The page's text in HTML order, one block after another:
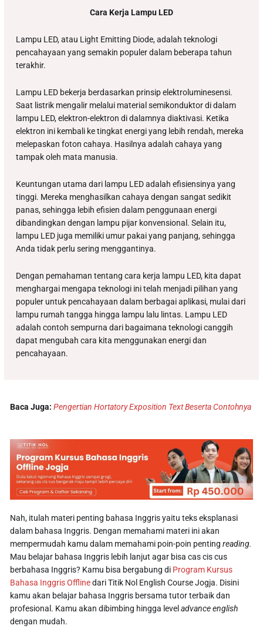
Cara Kerja Lampu LED
Lampu LED, atau Light Emitting Diode, adalah teknologi
pencahayaan yang semakin populer dalam beberapa tahun
terakhir.
Lampu LED bekerja berdasarkan prinsip elektroluminesensi.
Saat listrik mengalir melalui material semikonduktor di dalam
lampu LED, elektron-elektron di dalamnya diaktivasi. Ketika
elektron ini kembali ke tingkat energi yang lebih rendah, mereka
melepaskan foton cahaya. Hasilnya adalah cahaya yang
tampak oleh mata manusia.
Keuntungan utama dari lampu LED adalah efisiensinya yang
tinggi. Mereka menghasilkan cahaya dengan sangat sedikit
panas, sehingga lebih efisien dalam penggunaan energi
dibandingkan dengan lampu pijar konvensional. Selain itu,
lampu LED juga memiliki umur pakai yang panjang, sehingga
Anda tidak perlu sering menggantinya.
Dengan pemahaman tentang cara kerja lampu LED, kita dapat
menghargai mengapa teknologi ini telah menjadi pilihan yang
populer untuk pencahayaan dalam berbagai aplikasi, mulai dari
lampu rumah tangga hingga lampu lalu lintas. Lampu LED
adalah contoh sempurna dari bagaimana teknologi canggih
dapat mengubah cara kita menggunakan energi dan
pencahayaan.
Baca Juga:Pengertian Hortatory Exposition Text Beserta Contohnya
Nah, itulah materi penting bahasa Inggris yaitu teks eksplanasi
dalam bahasa Inggris. Dengan memahami materi ini akan
mempermudah kamu dalam memahami poin-poin pentingreading.
Mau belajar bahasa Inggris lebih lanjut agar bisa cas cis cus
berbahasa Inggris? Kamu bisa bergabung di Program Kursus
Bahasa Inggris Offlinedari Titik Nol English Course Jogja. Disini
kamu akan belajar bahasa Inggris bersama tutor terbaik dan
profesional. Kamu akan dibimbing hingga leveladvance english
dengan mudah.